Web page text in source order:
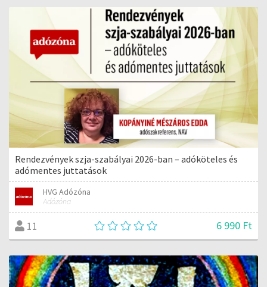
Rendezvények szja-szabályai 2026-ban – adóköteles és
adómentes juttatások
HVG Adózóna
Adózóna
11 6 990 Ft